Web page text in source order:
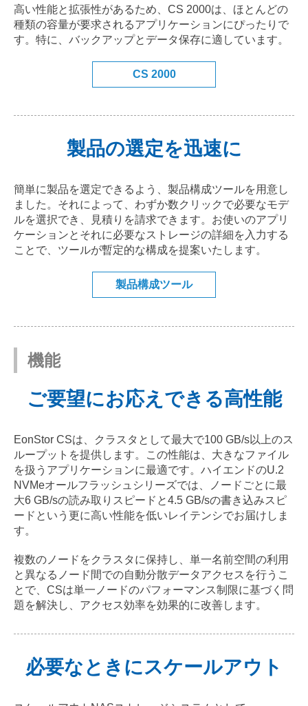
高い性能と拡張性があるため、CS 2000は、ほとんどの
種類の容量が要求されるアプリケーションにぴったりで
す。特に、バックアップとデータ保存に適しています。
CS 2000
製品の選定を迅速に
簡単に製品を選定できるよう、製品構成ツールを用意し
ました。それによって、わずか数クリックで必要なモデ
ルを選択でき、見積りを請求できます。お使いのアプリ
ケーションとそれに必要なストレージの詳細を入力する
ことで、ツールが暫定的な構成を提案いたします。
製品構成ツール
機能
ご要望にお応えできる高性能
EonStor CSは、クラスタとして最大で100 GB/s以上のス
ループットを提供します。この性能は、大きなファイル
を扱うアプリケーションに最適です。ハイエンドのU.2
NVMeオールフラッシュシリーズでは、ノードごとに最
大6 GB/sの読み取りスピードと4.5 GB/sの書き込みスピ
ードという更に高い性能を低いレイテンシでお届けしま
す。
複数のノードをクラスタに保持し、単一名前空間の利用
と異なるノード間での自動分散データアクセスを行うこ
とで、CSは単一ノードのパフォーマンス制限に基づく問
題を解決し、アクセス効率を効果的に改善します。
必要なときにスケールアウト